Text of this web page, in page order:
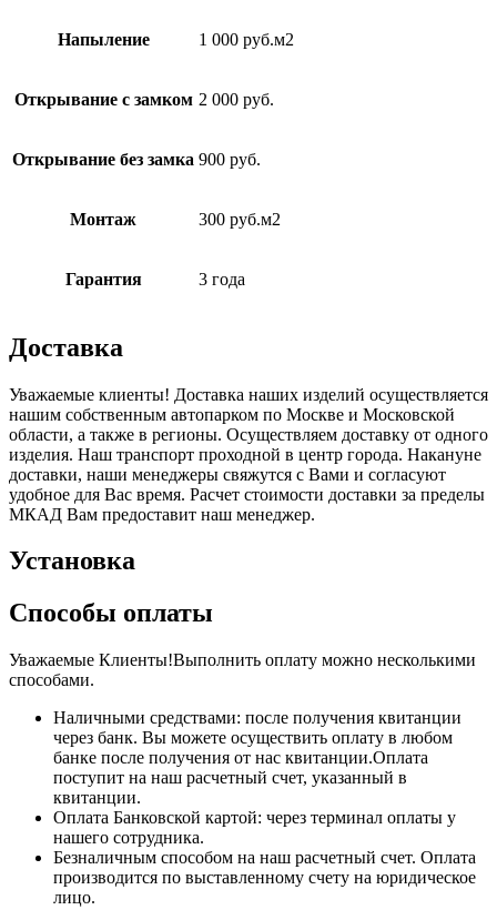
Напыление 1 000 руб.м2
Открывание с замком 2 000 руб.
Открывание без замка 900 руб.
Монтаж 300 руб.м2
Гарантия 3 года
Доставка
Уважаемые клиенты! Доставка наших изделий осуществляется
нашим собственным автопарком по Москве и Московской
области, а также в регионы. Осуществляем доставку от одного
изделия. Наш транспорт проходной в центр города. Накануне
доставки, наши менеджеры свяжутся с Вами и согласуют
удобное для Вас время. Расчет стоимости доставки за пределы
МКАД Вам предоставит наш менеджер.
Установка
Способы оплаты
Уважаемые Клиенты!Выполнить оплату можно несколькими
способами.
Наличными средствами: после получения квитанции
через банк. Вы можете осуществить оплату в любом
банке после получения от нас квитанции.Оплата
поступит на наш расчетный счет, указанный в
квитанции.
Оплата Банковской картой: через терминал оплаты у
нашего сотрудника.
Безналичным способом на наш расчетный счет. Оплата
производится по выставленному счету на юридическое
лицо.